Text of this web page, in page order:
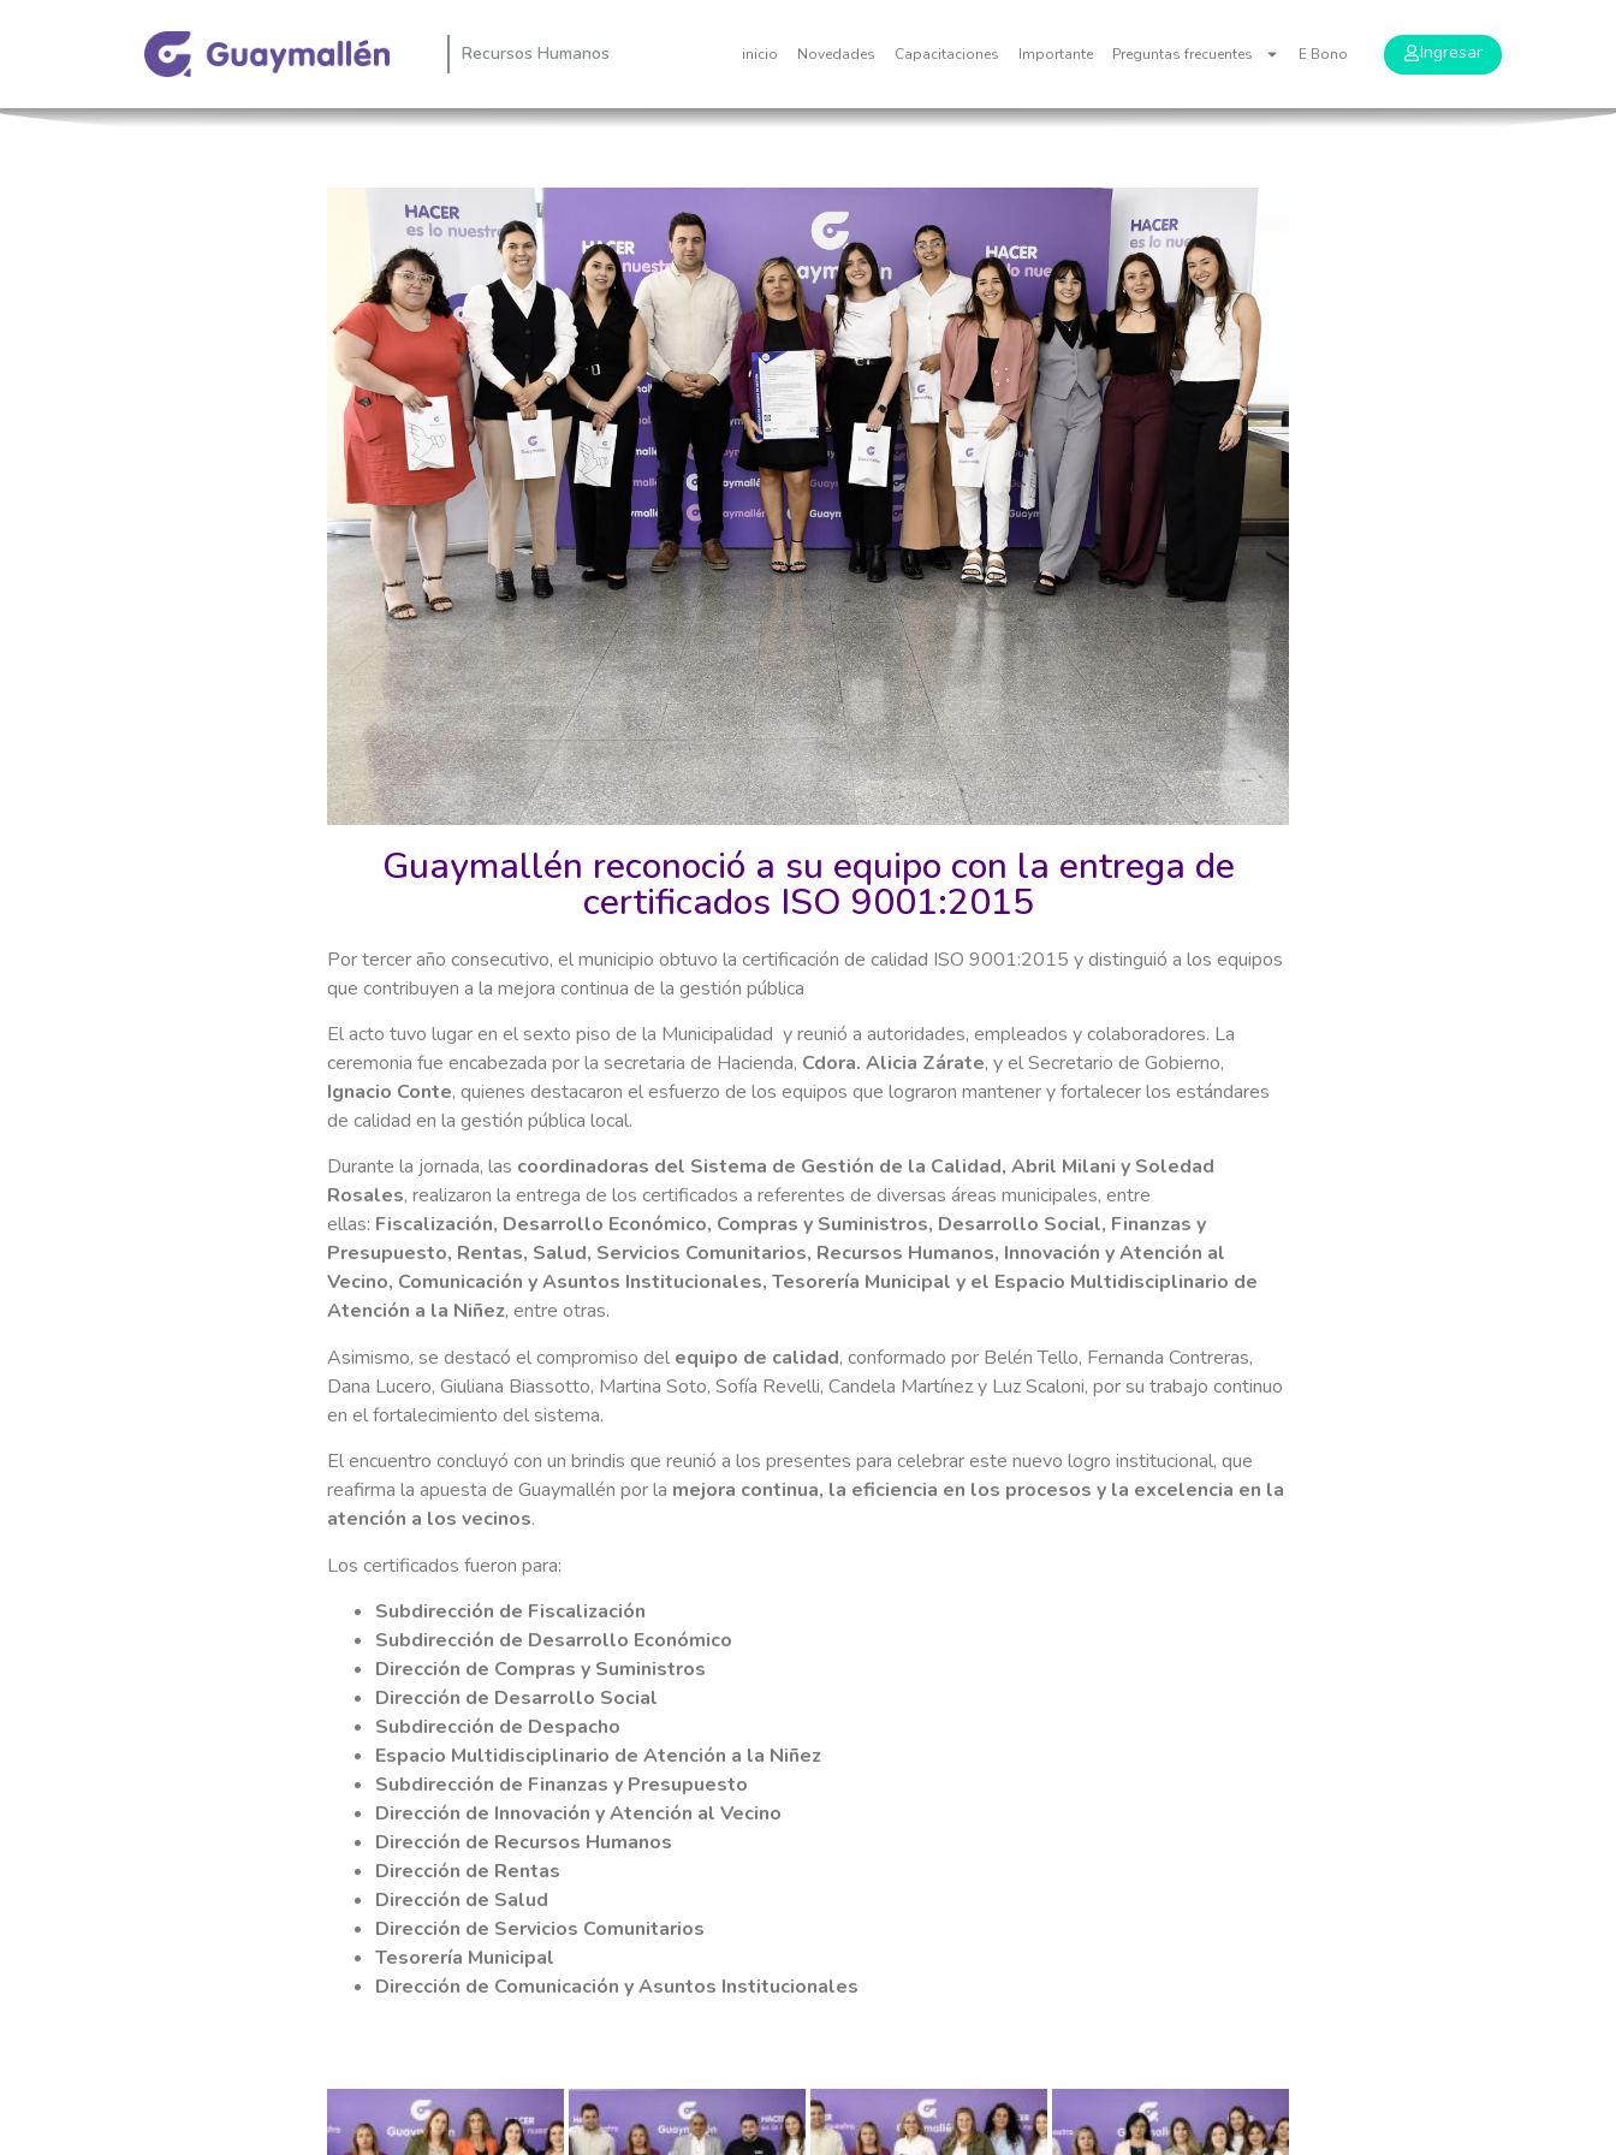
Recursos Humanos inicio Novedades Capacitaciones Importante Preguntas frecuentes E Bono Ingresar
Guaymallén reconoció a su equipo con la entrega de
certificados ISO 9001:2015
Por tercer año consecutivo, el municipio obtuvo la certificación de calidad ISO 9001:2015 y distinguió a los equipos
que contribuyen a la mejora continua de la gestión pública
El acto tuvo lugar en el sexto piso de la Municipalidad y reunió a autoridades, empleados y colaboradores. La
ceremonia fue encabezada por la secretaria de Hacienda, Cdora. Alicia Zárate, y el Secretario de Gobierno,
Ignacio Conte, quienes destacaron el esfuerzo de los equipos que lograron mantener y fortalecer los estándares
de calidad en la gestión pública local.
Durante la jornada, las coordinadoras del Sistema de Gestión de la Calidad, Abril Milani y Soledad
Rosales, realizaron la entrega de los certificados a referentes de diversas áreas municipales, entre
ellas: Fiscalización, Desarrollo Económico, Compras y Suministros, Desarrollo Social, Finanzas y
Presupuesto, Rentas, Salud, Servicios Comunitarios, Recursos Humanos, Innovación y Atención al
Vecino, Comunicación y Asuntos Institucionales, Tesorería Municipal y el Espacio Multidisciplinario de
Atención a la Niñez, entre otras.
Asimismo, se destacó el compromiso del equipo de calidad, conformado por Belén Tello, Fernanda Contreras,
Dana Lucero, Giuliana Biassotto, Martina Soto, Sofía Revelli, Candela Martínez y Luz Scaloni, por su trabajo continuo
en el fortalecimiento del sistema.
El encuentro concluyó con un brindis que reunió a los presentes para celebrar este nuevo logro institucional, que
reafirma la apuesta de Guaymallén por la mejora continua, la eficiencia en los procesos y la excelencia en la
atención a los vecinos.
Los certificados fueron para:
Subdirección de Fiscalización
Subdirección de Desarrollo Económico
Dirección de Compras y Suministros
Dirección de Desarrollo Social
Subdirección de Despacho
Espacio Multidisciplinario de Atención a la Niñez
Subdirección de Finanzas y Presupuesto
Dirección de Innovación y Atención al Vecino
Dirección de Recursos Humanos
Dirección de Rentas
Dirección de Salud
Dirección de Servicios Comunitarios
Tesorería Municipal
Dirección de Comunicación y Asuntos Institucionales